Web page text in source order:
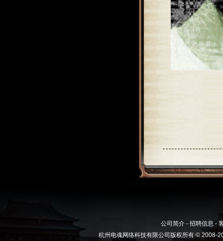
公司简介- 招聘信息 -
杭州电魂网络科技有限公司版权所有 © 2008-